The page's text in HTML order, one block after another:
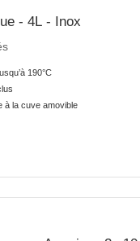
- 4L - Inox
190°C
à la cuve amovible